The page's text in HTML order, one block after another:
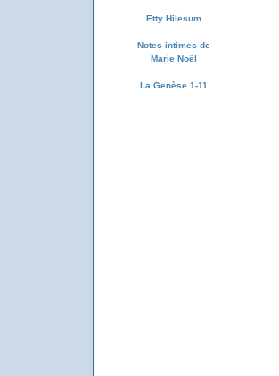
Etty Hilesum
Notes intimes de
Marie Noël
La Genèse 1-11